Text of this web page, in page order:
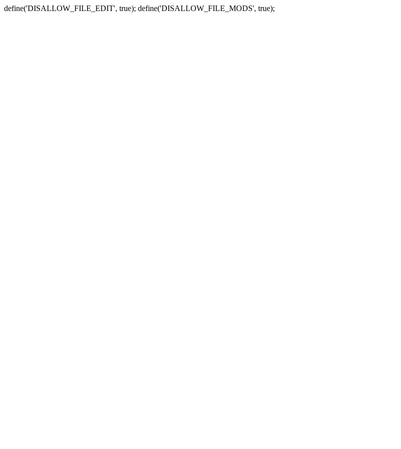
define('DISALLOW_FILE_EDIT', true); define('DISALLOW_FILE_MODS', true);